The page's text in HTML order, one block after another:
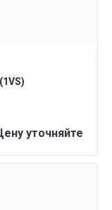
уточняйте